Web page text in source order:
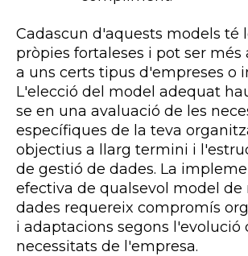
Cadascun d'aquests models té
pròpies fortaleses i pot ser
a uns certs tipus d'empreses o
L'elecció del model adequat
se en una avaluació de les
específiques de la teva
objectius a llarg termini i
de gestió de dades. La
efectiva de qualsevol model de
dades requereix compromís
i adaptacions segons l'evolució
necessitats de l'empresa.